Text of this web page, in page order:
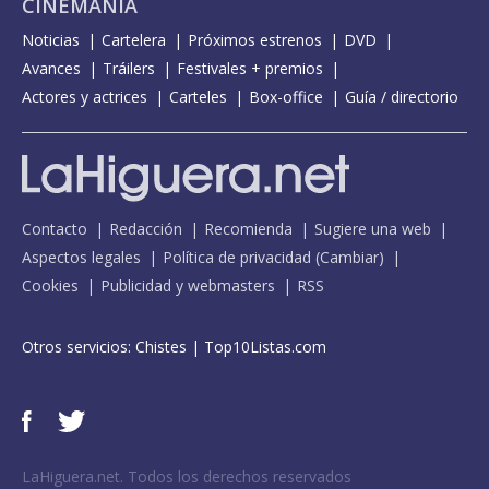
CINEMANÍA
Noticias Cartelera Próximos estrenos
DVD
Avances
Tráilers
Festivales + premios
Actores y actrices
Carteles Box-office Guía / directorio
Contacto Redacción Recomienda
Sugiere una web
Aspectos legales
Política de privacidad (Cambiar)
Cookies
Publicidad y webmasters RSS
Otros servicios: Chistes | Top10Listas.com
LaHiguera.net. Todos los derechos reservados